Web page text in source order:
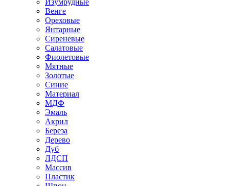
Изумрудные
Венге
Ореховые
Янтарные
Сиреневые
Салатовые
Фиолетовые
Мятные
Золотые
Синие
Материал
МДФ
Эмаль
Акрил
Береза
Дерево
Дуб
ЛДСП
Массив
Пластик